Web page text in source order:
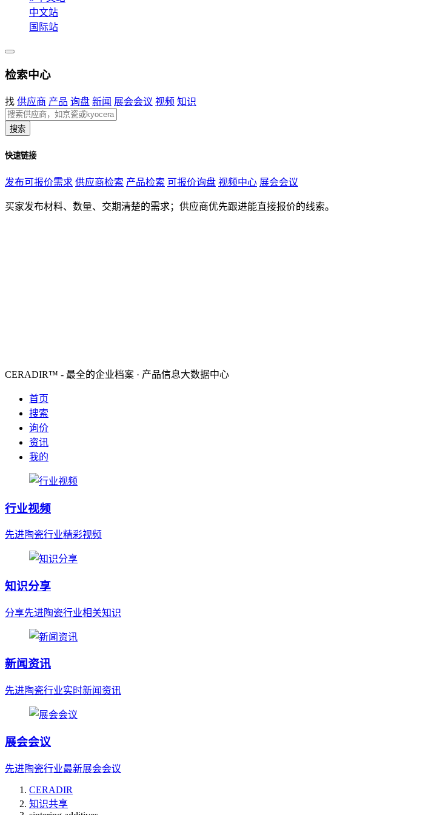
中文站
国际站
检索中心
找 供应商 产品 询盘 新闻 展会会议 视频 知识
搜索
快速链接
发布可报价需求 供应商检索 产品检索 可报价询盘 视频中心 展会会议
买家发布材料、数量、交期清楚的需求；供应商优先跟进能直接报价的线索。
CERADIR™ - 最全的企业档案 · 产品信息大数据中心
首页
搜索
询价
资讯
我的
行业视频
先进陶瓷行业精彩视频
知识分享
分享先进陶瓷行业相关知识
新闻资讯
先进陶瓷行业实时新闻资讯
展会会议
先进陶瓷行业最新展会会议
CERADIR
知识共享